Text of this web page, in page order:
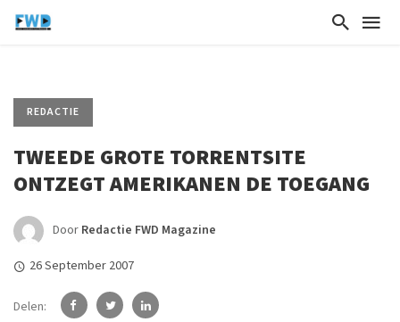
REDACTIE
TWEEDE GROTE TORRENTSITE
ONTZEGT AMERIKANEN DE TOEGANG
Door Redactie FWD Magazine
26 September 2007
Delen: